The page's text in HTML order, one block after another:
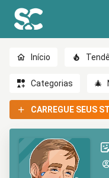
Início
Categorias 🎄
CARREGUE SEUS